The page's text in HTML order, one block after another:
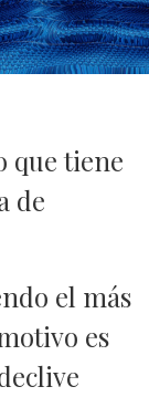
que tiene
de
el más
es